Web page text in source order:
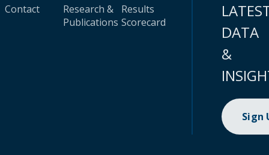
Contact
Research &
Publications
Results
Scorecard
DATA
&
Sign